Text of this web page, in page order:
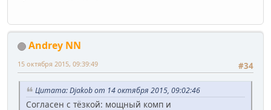
Andrey NN
#34
15 октября 2015, 09:39:49
Цитата: Djakob от 14 октября 2015, 09:02:46
Согласен с тёзкой: мощный комп и